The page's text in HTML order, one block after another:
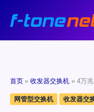
首页 收发器交换机 4万
网管型交换机 收发器交